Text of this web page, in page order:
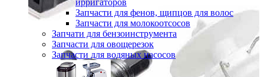
ирригаторов
Запчасти для фенов, щипцов для волос
Запчасти для молокоотсосов
Запчати для бензоинструмента
Запчасти для овощерезок
Запчасти для водяных насосов